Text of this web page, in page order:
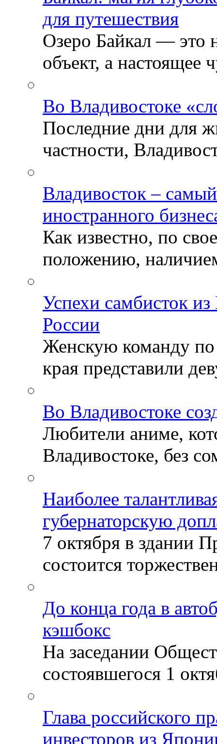
для путешествия
Озеро Байкал — это
объект, а настоящее
Во Владивостоке
Последние дни для
частности,
Владивосток –
иностранного
Как известно, по
положению,
Успехи самбисток
России
Женскую команду
края представили
Во Владивостоке
Любители аниме,
Владивостоке, без
Наиболее
губернаторскую
7 октября в здании
состоится
До конца года в
кэшбокс
На заседании
состоявшегося 1
Глава российского
инвесторов из